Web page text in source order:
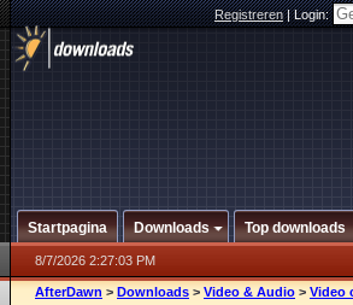
Registreren|Login:
Startpagina Downloads Top downloads
8/7/2026 2:27:03 PM
AfterDawn > Downloads > Video & Audio > Video